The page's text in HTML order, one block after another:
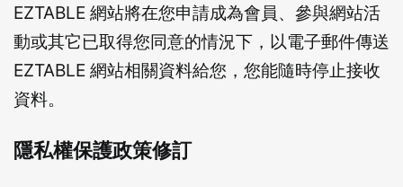
EZTABLE 網站將在您申請成為會員、參與網站活
動或其它已取得您同意的情況下，以電子郵件傳送
EZTABLE 網站相關資料給您，您能隨時停止接收
資料。
隱私權保護政策修訂